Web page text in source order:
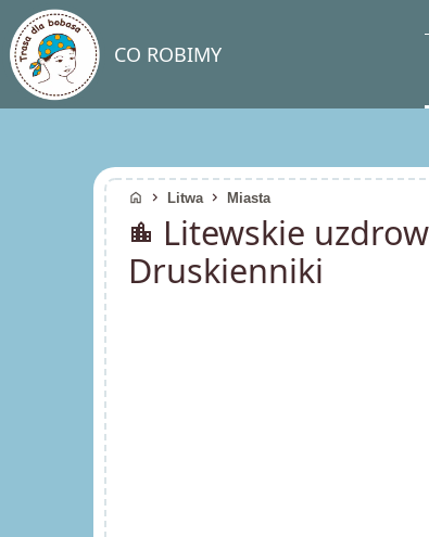
CO ROBIMY
home chevron_right Litwa chevron_right Miasta
location_city Litewskie
Druskienniki